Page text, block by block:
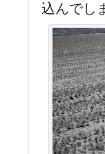
込んでし